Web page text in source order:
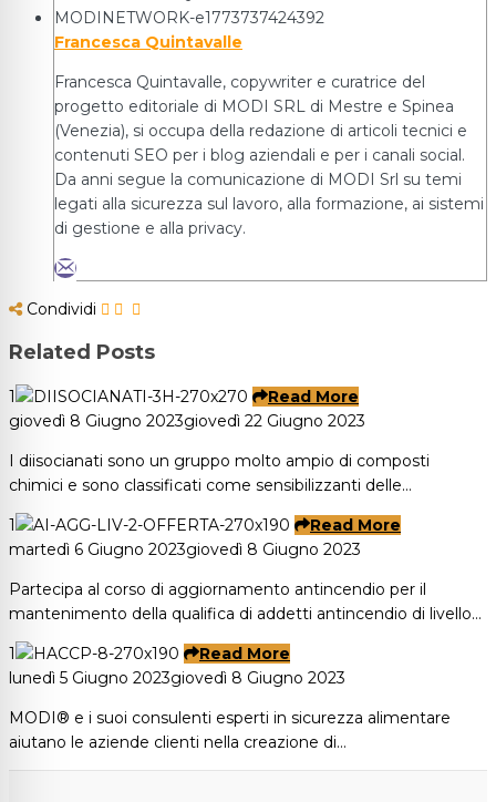
Francesca Quintavalle
Francesca Quintavalle, copywriter e curatrice del
progetto editoriale di MODI SRL di Mestre e Spinea
(Venezia), si occupa della redazione di articoli tecnici e
contenuti SEO per i blog aziendali e per i canali social.
Da anni segue la comunicazione di MODI Srl su temi
legati alla sicurezza sul lavoro, alla formazione, ai sistemi
di gestione e alla privacy.
Condividi
Related Posts
1
Read More
giovedì 8 Giugno 2023giovedì 22 Giugno 2023
I diisocianati sono un gruppo molto ampio di composti
chimici e sono classificati come sensibilizzanti delle…
1
Read More
martedì 6 Giugno 2023giovedì 8 Giugno 2023
Partecipa al corso di aggiornamento antincendio per il
mantenimento della qualifica di addetti antincendio di livello…
1
Read More
lunedì 5 Giugno 2023giovedì 8 Giugno 2023
MODI® e i suoi consulenti esperti in sicurezza alimentare
aiutano le aziende clienti nella creazione di…